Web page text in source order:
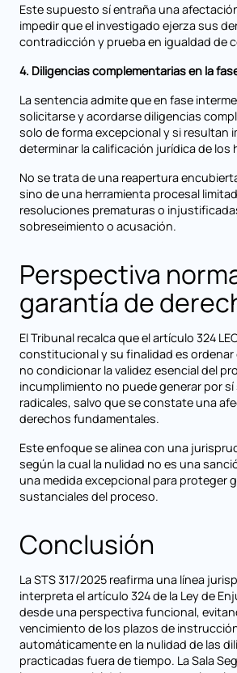
Este supuesto sí entraña una
impedir que el investigado ejerza sus
contradicción y prueba en igualdad de
4. Diligencias complementarias en la
La sentencia admite que en fase
solicitarse y acordarse diligencias
solo de forma excepcional y si resultan
determinar la calificación jurídica de los
No se trata de una reapertura
sino de una herramienta procesal
resoluciones prematuras o
sobreseimiento o acusación.
Perspectiva
garantía de
El Tribunal recalca que el artículo 324
constitucional y su finalidad es ordenar
no condicionar la validez esencial del
incumplimiento no puede generar por
radicales, salvo que se constate una
derechos fundamentales.
Este enfoque se alinea con una
según la cual la nulidad no es una
una medida excepcional para proteger
sustanciales del proceso.
Conclusión
La STS 317/2025 reafirma una línea
interpreta el artículo 324 de la Ley de
desde una perspectiva funcional,
vencimiento de los plazos de
automáticamente en la nulidad de las
practicadas fuera de tiempo. La Sala